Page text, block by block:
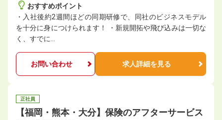
おすすめポイント
・入社後約2週間ほどの同期研修で、同社のビジネスモデル
を十分に身につけられます！ ・新規開拓や飛び込みは一切な
く、すでに…
お問い合わせ 求人詳細を見る
正社員
【福岡・熊本・大分】保険のアフターサービス